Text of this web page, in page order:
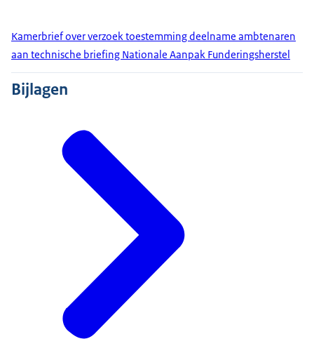
Kamerbrief over verzoek toestemming deelname ambtenaren
aan technische briefing Nationale Aanpak Funderingsherstel
Bijlagen